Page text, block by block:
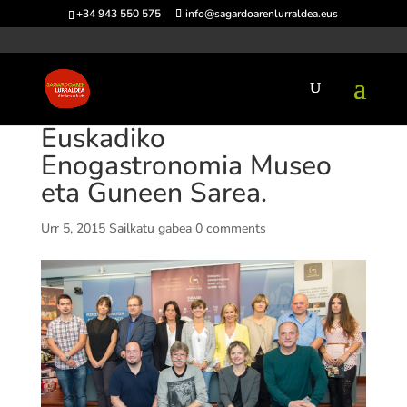
+34 943 550 575 info@sagardoarenlurraldea.eus
Euskadiko
Enogastronomia Museo
eta Guneen Sarea.
Urr 5, 2015 Sailkatu gabea 0 comments